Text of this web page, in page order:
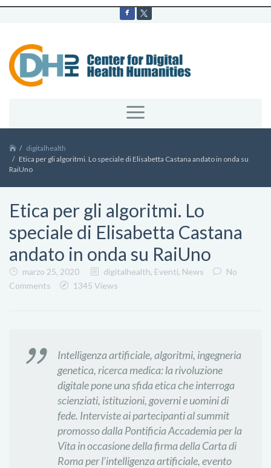
digitalhealth
Etica per gli algoritmi. Lo speciale di Elisabetta Castana andato in onda su
RaiUno
Etica per gli algoritmi. Lo
speciale di Elisabetta Castana
andato in onda su RaiUno
marzo 25, 2020 digitalhealth, Eventi, News
No
Comments
1345 Views
Intelligenza artificiale, algoritmi, ingegneria
genetica, ricerca medica: la rivoluzione
digitale pone una sfida etica che interroga
scienziati, istituzioni, governi e uomini di
fede. Interviste ai partecipanti al summit
promosso dalla Pontificia Accademia per la
Vita in occasione della firma della Carta di
Roma per l’intelligenza artificiale, evento